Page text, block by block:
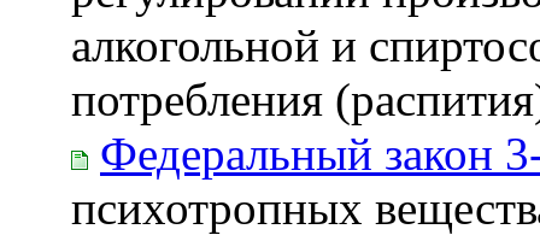
алкогольной и
потребления
Федеральный закон
психотропных